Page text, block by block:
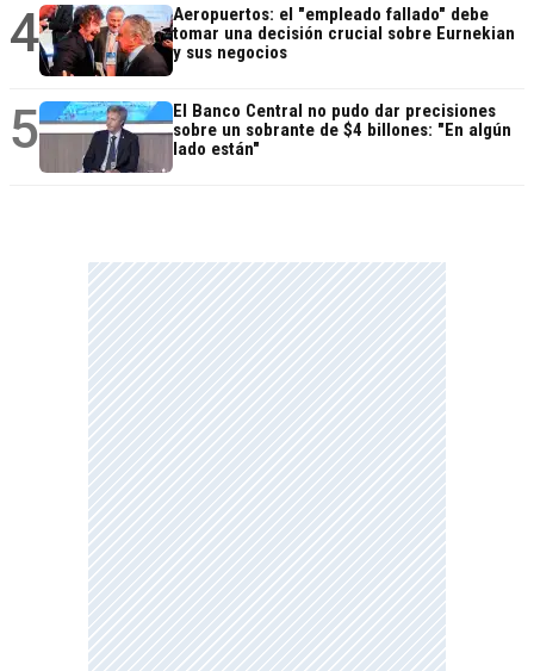
4
Aeropuertos: el "empleado fallado" debe
tomar una decisión crucial sobre Eurnekian
y sus negocios
5
El Banco Central no pudo dar precisiones
sobre un sobrante de $4 billones: "En algún
lado están"